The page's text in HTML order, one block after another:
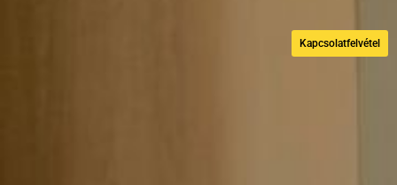
Kapcsolatfelvétel